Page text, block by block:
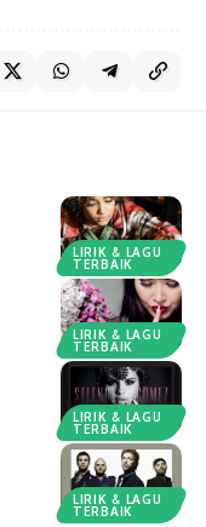
LIRIK & LAGU
TERBAIK
LIRIK & LAGU
TERBAIK
LIRIK & LAGU
TERBAIK
LIRIK & LAGU
TERBAIK